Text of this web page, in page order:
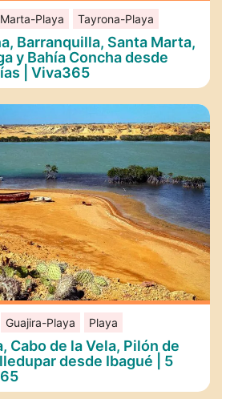
Playa Tayrona-Playa
Barranquilla, Santa Marta,
y Bahía Concha desde
| Viva365
Guajira-Playa Playa
Cabo de la Vela, Pilón de
desde Ibagué | 5